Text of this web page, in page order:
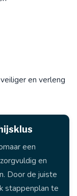
en verleng
een
en
Door de juiste
stappenplan te